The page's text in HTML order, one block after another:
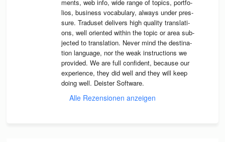
ments, web info, wide range of topics, port­fo­
lios, busi­ness voca­bu­lary, always under pres­
sure. Tra­du­set deli­vers high qua­lity trans­la­ti­
ons, well ori­en­ted wit­hin the topic or area sub­
jec­ted to trans­la­tion. Never mind the desti­na­
tion lan­guage, nor the weak instruc­tions we
pro­vi­ded. We are full con­fi­dent, because our
expe­ri­ence, they did well and they will keep
doing well. Deis­ter Software.
Alle Rezensionen anzeigen